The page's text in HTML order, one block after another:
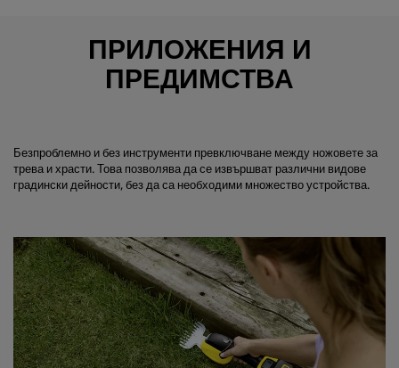
ПРИЛОЖЕНИЯ И
ПРЕДИМСТВА
Безпроблемно и без инструменти превключване между ножовете за
трева и храсти. Това позволява да се извършват различни видове
градински дейности, без да са необходими множество устройства.